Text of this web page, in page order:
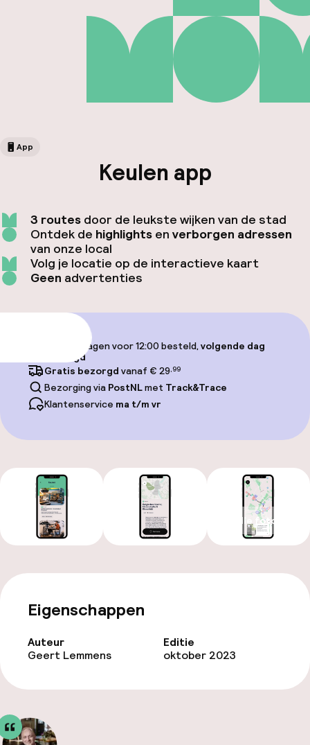
App
Keulen app
3 routes door de leukste wijken van de stad
Ontdek de highlights en verborgen adressen
van onze local
Volg je locatie op de interactieve kaart
Geen advertenties
Op werkdagen voor 12:00 besteld,volgende dag
bezorgd
Gratis bezorgd vanaf € 29,99
Bezorging via PostNLmet Track&Trace
Klantenservice ma t/m vr
Alle foto’s
Eigenschappen
Auteur
Geert Lemmens
Editie
oktober 2023